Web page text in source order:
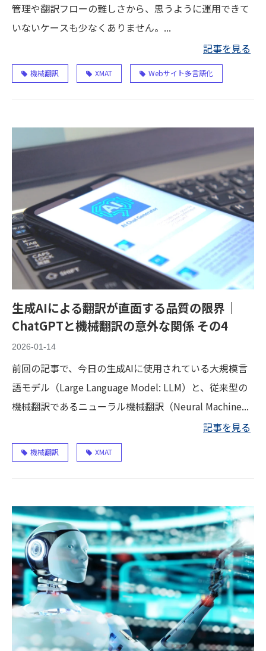
管理や翻訳フローの難しさから、思うように運用できて
いないケースも少なくありません。...
記事を見る
機械翻訳 XMAT Webサイト多言語化
生成AIによる翻訳が直面する品質の限界｜
ChatGPTと機械翻訳の意外な関係 その4
2026-01-14
前回の記事で、今日の生成AIに使用されている大規模言
語モデル（Large Language Model: LLM）と、従来型の
機械翻訳であるニューラル機械翻訳（Neural Machine...
記事を見る
機械翻訳 XMAT